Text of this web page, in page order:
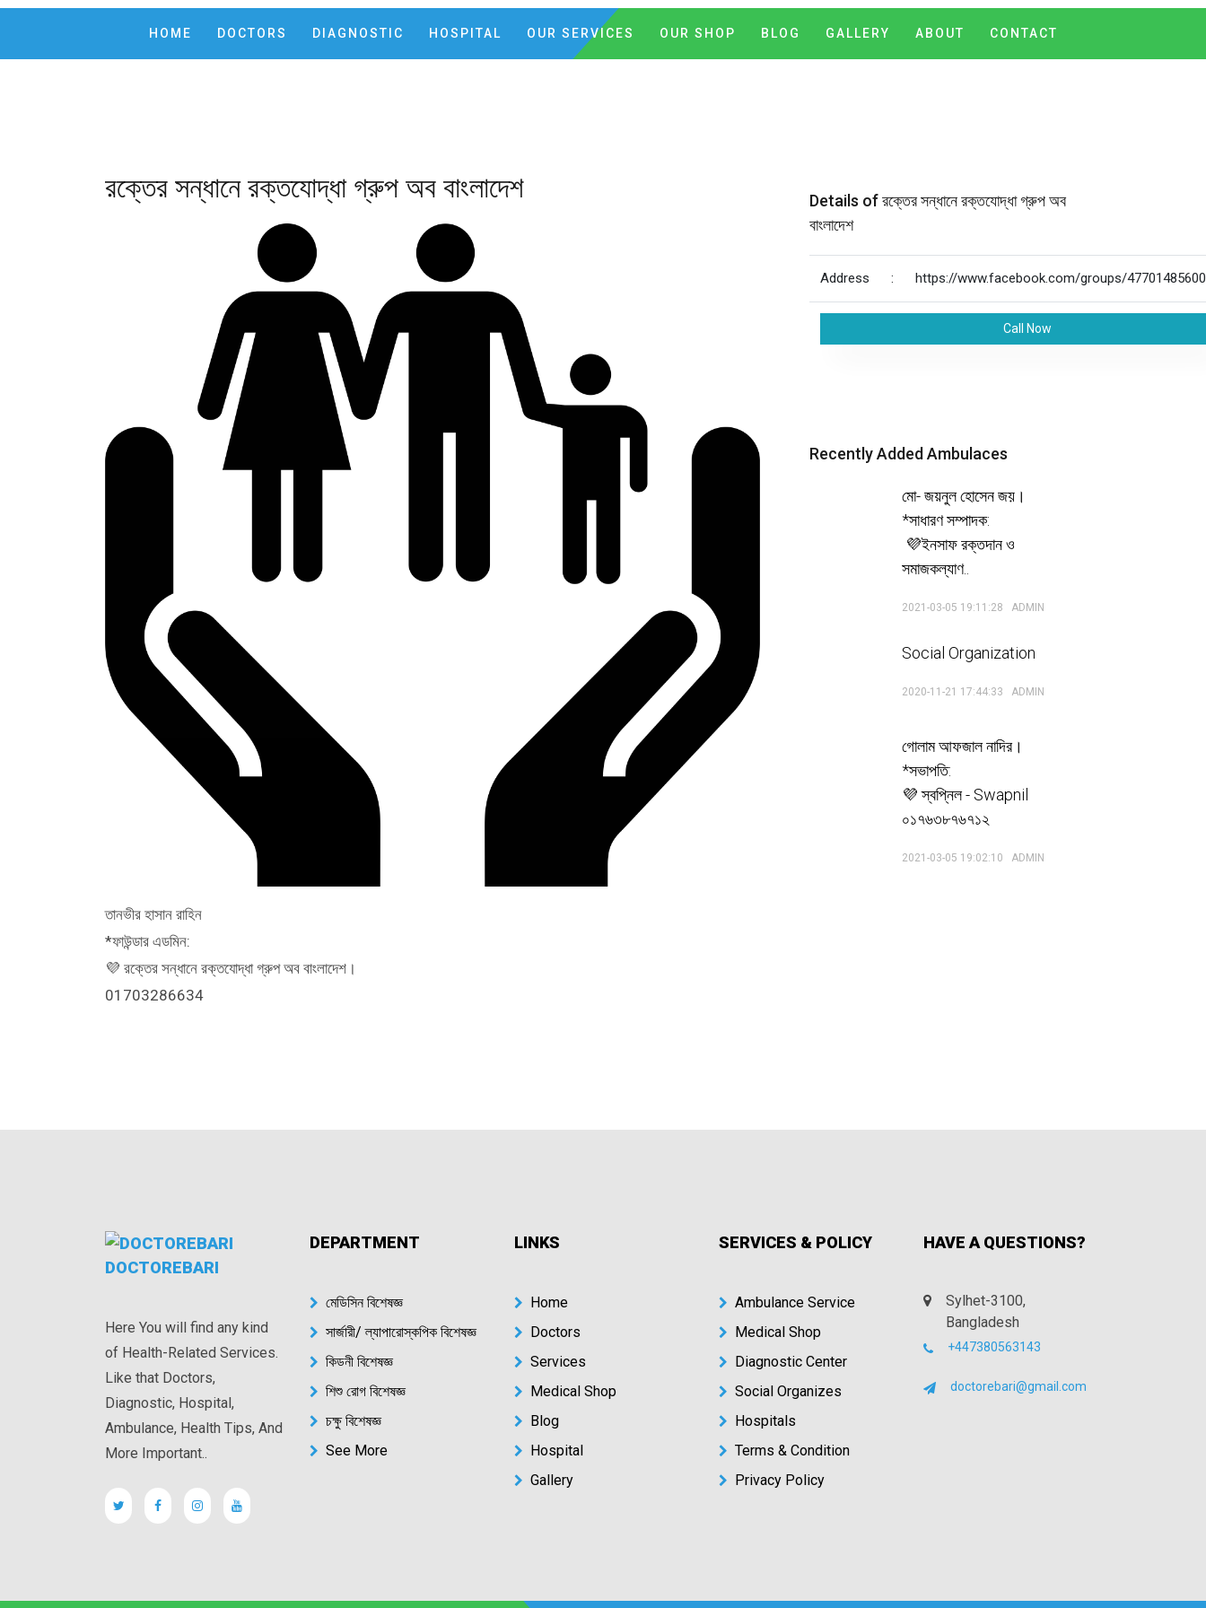
HOME DOCTORS DIAGNOSTIC HOSPITAL OUR SERVICES OUR SHOP BLOG GALLERY ABOUT CONTACT
রক্তের সন্ধানে রক্তযোদ্ধা গ্রুপ অব বাংলাদেশ
তানভীর হাসান রাহিন
*ফাউন্ডার এডমিন:
💜 রক্তের সন্ধানে রক্তযোদ্ধা গ্রুপ অব বাংলাদেশ।
01703286634
Details of রক্তের সন্ধানে রক্তযোদ্ধা গ্রুপ অব
বাংলাদেশ
Address : https://www.facebook.com/groups/
Call Now
Recently Added Ambulaces
মো- জয়নুল হোসেন জয়।
*সাধারণ সম্পাদক:
💜ইনসাফ রক্তদান ও
সমাজকল্যাণ..
2021-03-05 19:11:28 ADMIN
Social Organization
2020-11-21 17:44:33 ADMIN
গোলাম আফজাল নাদির।
*সভাপতি:
💜 স্বপ্নিল - Swapnil
০১৭৬৩৮৭৬৭১২
2021-03-05 19:02:10 ADMIN
DOCTOREBARI
Here You will find any kind
of Health-Related Services.
Like that Doctors,
Diagnostic, Hospital,
Ambulance, Health Tips, And
More Important..
DEPARTMENT
মেডিসিন বিশেষজ্ঞ
সার্জারী/ ল্যাপারোস্কপিক বিশেষজ্ঞ
কিডনী বিশেষজ্ঞ
শিশু রোগ বিশেষজ্ঞ
চক্ষু বিশেষজ্ঞ
See More
LINKS
Home
Doctors
Services
Medical Shop
Blog
Hospital
Gallery
SERVICES & POLICY
Ambulance Service
Medical Shop
Diagnostic Center
Social Organizes
Hospitals
Terms & Condition
Privacy Policy
HAVE A QUESTIONS?
Sylhet-3100,
Bangladesh
+447380563143
doctorebari@gmail.com